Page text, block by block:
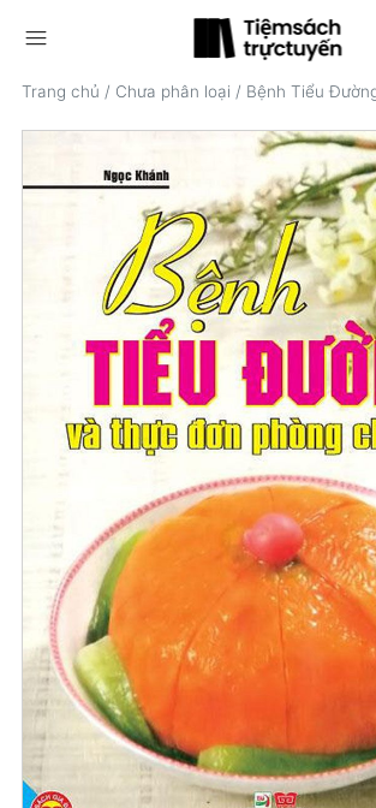
menu
Trang chủ / Chưa phân loại / Bệnh Tiểu Đường Và